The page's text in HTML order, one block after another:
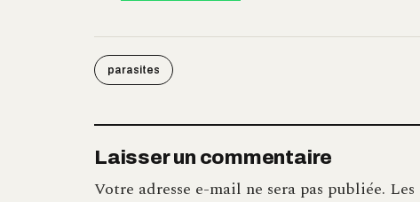
parasites
Laisser un commentaire
Votre adresse e-mail ne sera pas publiée.